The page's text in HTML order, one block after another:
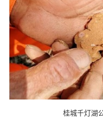
桂城千灯湖